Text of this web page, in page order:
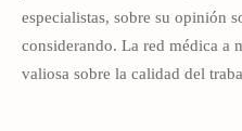
especialistas, sobre su opinión
considerando. La red médica a
valiosa sobre la calidad del